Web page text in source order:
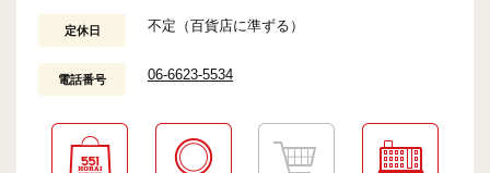
定休日 不定（百貨店に準ずる）
電話番号 06-6623-5534